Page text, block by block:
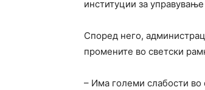
институции за
Според него,
промените во светски
– Има големи слабости во